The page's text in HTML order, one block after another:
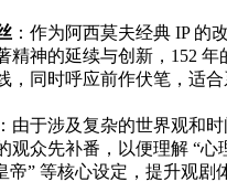
：作为阿西莫夫经典 IP 的
精神的延续与创新，152 年
，同时呼应前作伏笔，适
：由于涉及复杂的世界观和
观众先补番，以便理解 “心
帝” 等核心设定，提升观剧